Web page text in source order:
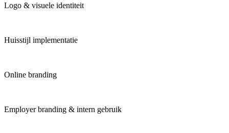
Logo & visuele identiteit
Huisstijl implementatie
Online branding
Employer branding & intern gebruik